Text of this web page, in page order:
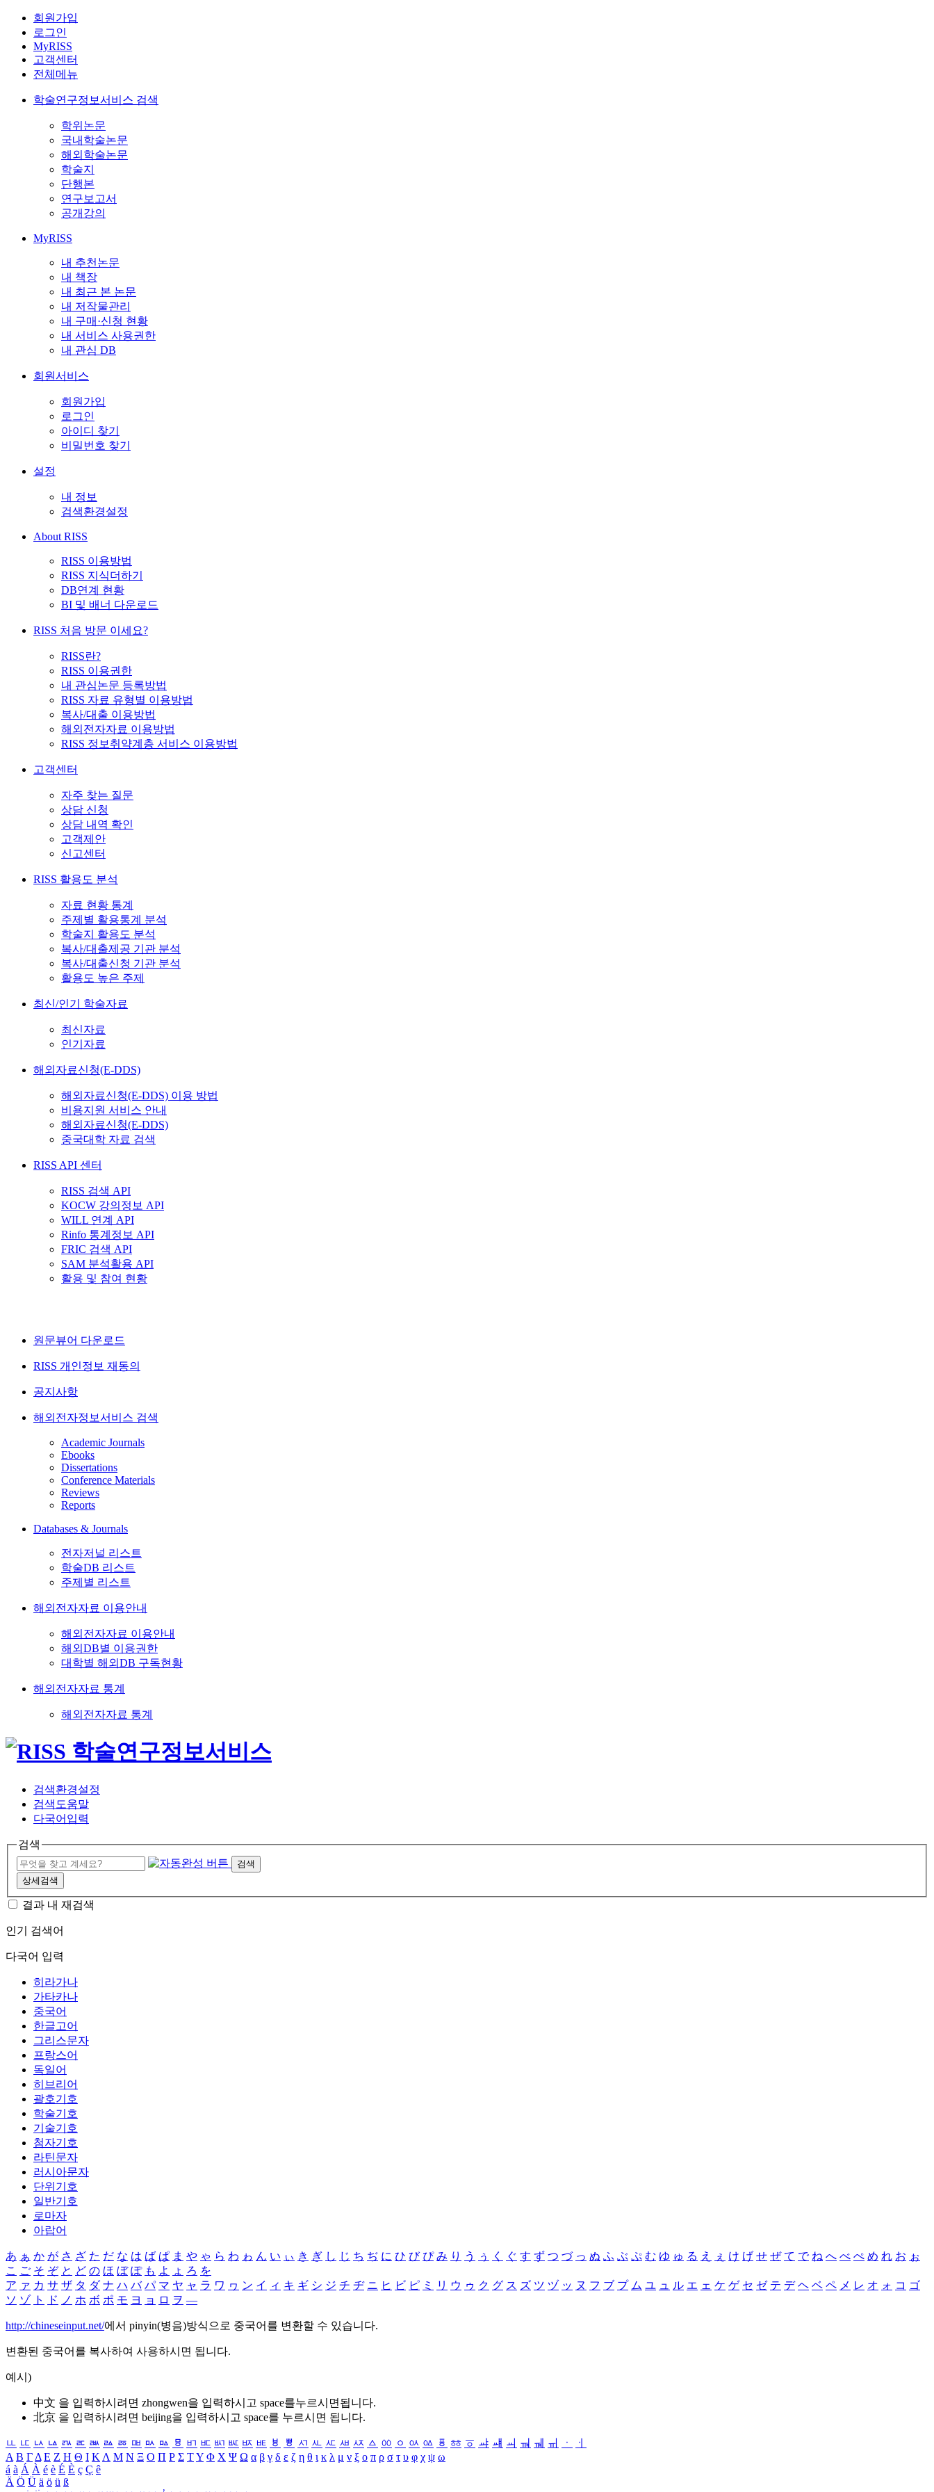
회원가입
로그인
MyRISS
고객센터
전체메뉴
학술연구정보서비스 검색
학위논문
국내학술논문
해외학술논문
학술지
단행본
연구보고서
공개강의
MyRISS
내 추천논문
내 책장
내 최근 본 논문
내 저작물관리
내 구매·신청 현황
내 서비스 사용권한
내 관심 DB
회원서비스
회원가입
로그인
아이디 찾기
비밀번호 찾기
설정
내 정보
검색환경설정
About RISS
RISS 이용방법
RISS 지식더하기
DB연계 현황
BI 및 배너 다운로드
RISS 처음 방문 이세요?
RISS란?
RISS 이용권한
내 관심논문 등록방법
RISS 자료 유형별 이용방법
복사/대출 이용방법
해외전자자료 이용방법
RISS 정보취약계층 서비스 이용방법
고객센터
자주 찾는 질문
상담 신청
상담 내역 확인
고객제안
신고센터
RISS 활용도 분석
자료 현황 통계
주제별 활용통계 분석
학술지 활용도 분석
복사/대출제공 기관 분석
복사/대출신청 기관 분석
활용도 높은 주제
최신/인기 학술자료
최신자료
인기자료
해외자료신청(E-DDS)
해외자료신청(E-DDS) 이용 방법
비용지원 서비스 안내
해외자료신청(E-DDS)
중국대학 자료 검색
RISS API 센터
RISS 검색 API
KOCW 강의정보 API
WILL 연계 API
Rinfo 통계정보 API
FRIC 검색 API
SAM 분석활용 API
활용 및 참여 현황
원문뷰어 다운로드
RISS 개인정보 재동의
공지사항
해외전자정보서비스 검색
Academic Journals
Ebooks
Dissertations
Conference Materials
Reviews
Reports
Databases & Journals
전자저널 리스트
학술DB 리스트
주제별 리스트
해외전자자료 이용안내
해외전자자료 이용안내
해외DB별 이용권한
대학별 해외DB 구독현황
해외전자자료 통계
해외전자자료 통계
검색환경설정
검색도움말
다국어입력
검색
검색
상세검색
결과 내 재검색
인기 검색어
다국어 입력
히라가나
가타카나
중국어
한글고어
그리스문자
프랑스어
독일어
히브리어
괄호기호
학술기호
기술기호
첨자기호
라틴문자
러시아문자
단위기호
일반기호
로마자
아랍어
あ ぁ か が さ ざ た だ な は ば ぱ ま や ゃ ら わ ゎ ん い ぃ き ぎ し じ ち ぢ に ひ び ぴ み り う ぅ く ぐ す ず つ づ っ ぬ ふ ぶ ぷ む ゆ ゅ る え ぇ け げ せ ぜ て で ね へ べ ぺ め れ お ぉ
こ ご そ ぞ と ど の ほ ぼ ぽ も よ ょ ろ を
ア ァ カ サ ザ タ ダ ナ ハ バ パ マ ヤ ャ ラ ワ ヮ ン イ ィ キ ギ シ ジ チ ヂ ニ ヒ ビ ピ ミ リ ウ ゥ ク グ ス ズ ツ ヅ ッ ヌ フ ブ プ ム ユ ュ ル エ ェ ケ ゲ セ ゼ テ デ ヘ ベ ペ メ レ オ ォ コ ゴ
ソ ゾ ト ド ノ ホ ボ ポ モ ヨ ョ ロ ヲ ―
http://chineseinput.net/에서 pinyin(병음)방식으로 중국어를 변환할 수 있습니다.
변환된 중국어를 복사하여 사용하시면 됩니다.
예시)
中文 을 입력하시려면 zhongwen을 입력하시고 space를누르시면됩니다.
北京 을 입력하시려면 beijing을 입력하시고 space를 누르시면 됩니다.
ㅥ ㅦ ㅧ ㅨ ㅩ ㅪ ㅫ ㅬ ㅭ ㅮ ㅯ ㅰ ㅱ ㅲ ㅳ ㅴ ㅵ ㅶ ㅷ ㅸ ㅹ ㅺ ㅻ ㅼ ㅽ ㅾ ㅿ ㆀ ㆁ ㆂ ㆃ ㆄ ㆅ ㆆ ㆇ ㆈ ㆉ ㆊ ㆋ ㆌ ㆍ
ㆎ
Α Β ΓΔ Ε Ζ Η Θ Ι ΚΛ Μ Ν Ξ Ο Π Ρ Σ ΤΥ Φ Χ Ψ Ω α β γ δ ε ζ η θ ι κ λ μ ν ξ ο π ρ σ τ υ φ χ ψ ω
á à Á À é è É È ç Ç ê
Ä Ö Ü ä ö ü ß